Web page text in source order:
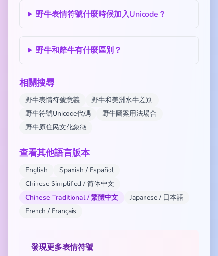
野牛表情符號什麼時候加入Unicode？
野牛和犛牛有什麼區別？
相關搜尋
野牛表情符號意義
野牛和美洲水牛差別
野牛符號Unicode代碼
野牛圖案用法場合
野牛原住民文化象徵
查看其他語言版本
English
Spanish / Español
Chinese Simplified / 简体中文
Chinese Traditional / 繁體中文
Japanese / 日本語
French / Français
發現更多表情符號